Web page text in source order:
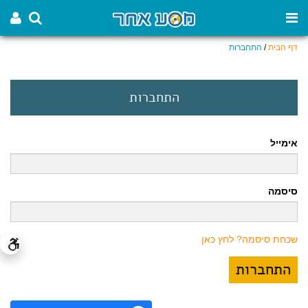
דף הבית/ התחברות
התחברות
אימייל
סיסמה
שכחת סיסמה? לחץ כאן